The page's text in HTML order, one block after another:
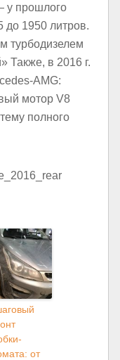
у прошлого
до 1950 литров.
турбодизелем
Также, в 2016 г.
AMG:
мотор V8
полного
от